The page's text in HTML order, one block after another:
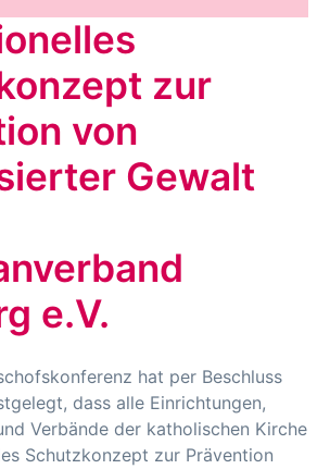
zur
von
Gewalt
e.V.
hat per Beschluss
dass alle Einrichtungen,
Verbände der katholischen Kirche
Schutzkonzept zur Prävention